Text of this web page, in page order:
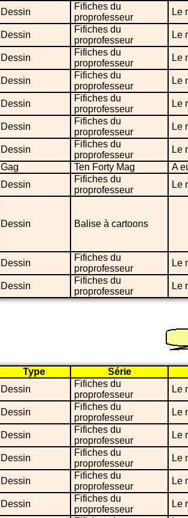
Dessin
Fifiches du
proprofesseur
Le
Dessin
Fifiches du
proprofesseur
Le
Dessin
Fifiches du
proprofesseur
Le
Dessin
Fifiches du
proprofesseur
Le
Dessin
Fifiches du
proprofesseur
Le
Dessin
Fifiches du
proprofesseur
Le
Dessin
Fifiches du
proprofesseur
Le
Gag Ten Forty Mag
A
Dessin
Fifiches du
proprofesseur
Le
Dessin Balise à cartoons
Dessin
Fifiches du
proprofesseur
Le
Dessin
Fifiches du
proprofesseur
Le
Type
Série
Dessin
Fifiches du
proprofesseur
Le
Dessin
Fifiches du
proprofesseur
Le
Dessin
Fifiches du
proprofesseur
Le
Dessin
Fifiches du
proprofesseur
Le
Dessin
Fifiches du
proprofesseur
Le
Dessin
Fifiches du
proprofesseur
Le